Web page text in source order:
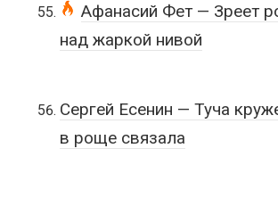
Афанасий Фет — Зреет
над жаркой нивой
Сергей Есенин — Туча
в роще связала